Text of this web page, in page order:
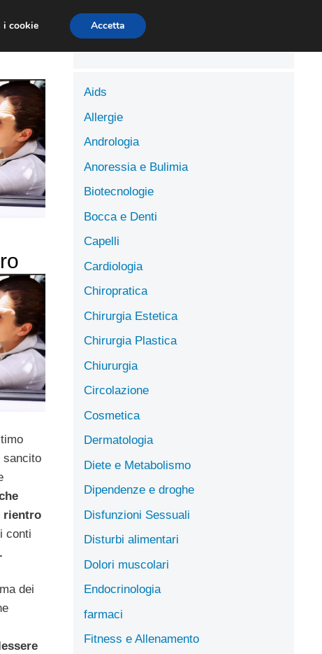
SCIENZE DELL’ALIMENTAZIONE
sancito
rientro
conti
dei
Aids
Allergie
Andrologia
Anoressia e Bulimia
Biotecnologie
Bocca e Denti
Capelli
Cardiologia
Chiropratica
Chirurgia Estetica
Chirurgia Plastica
Chiururgia
Circolazione
Cosmetica
Dermatologia
Diete e Metabolismo
Dipendenze e droghe
Disfunzioni Sessuali
Disturbi alimentari
Dolori muscolari
Endocrinologia
farmaci
Fitness e Allenamento
i cookie
Accetta